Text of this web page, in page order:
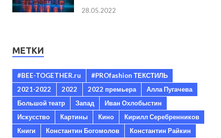
28.05.2022
МЕТКИ
#BEE-TOGETHER.ru
#PROfashion ТЕКСТИЛЬ
2021-2022
2022 2022 премьера
Алла Пугачева
Большой театр
Запад
Иван Охлобыстин
Искусство
Картины Кино
Кирилл Серебренников
Книги
Константин Богомолов
Константин Райкин